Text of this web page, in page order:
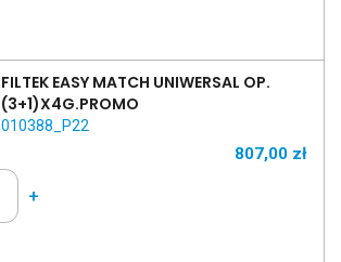
FILTEK EASY MATCH UNIWERSAL OP.
(3+1)X4G.PROMO
010388_P22
807,00 zł
+